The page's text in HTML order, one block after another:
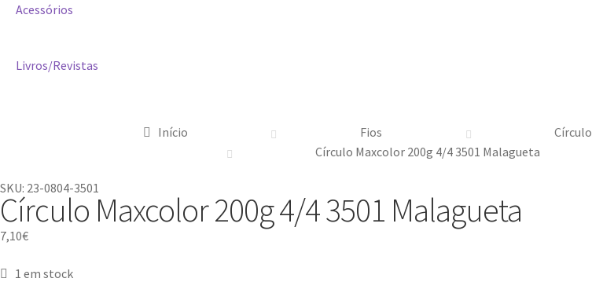
Acessórios
Livros/Revistas
Início Fios Círculo
Círculo Maxcolor 200g 4/4 3501 Malagueta
SKU: 23-0804-3501
Círculo Maxcolor 200g 4/4 3501 Malagueta
7,10€
1 em stock